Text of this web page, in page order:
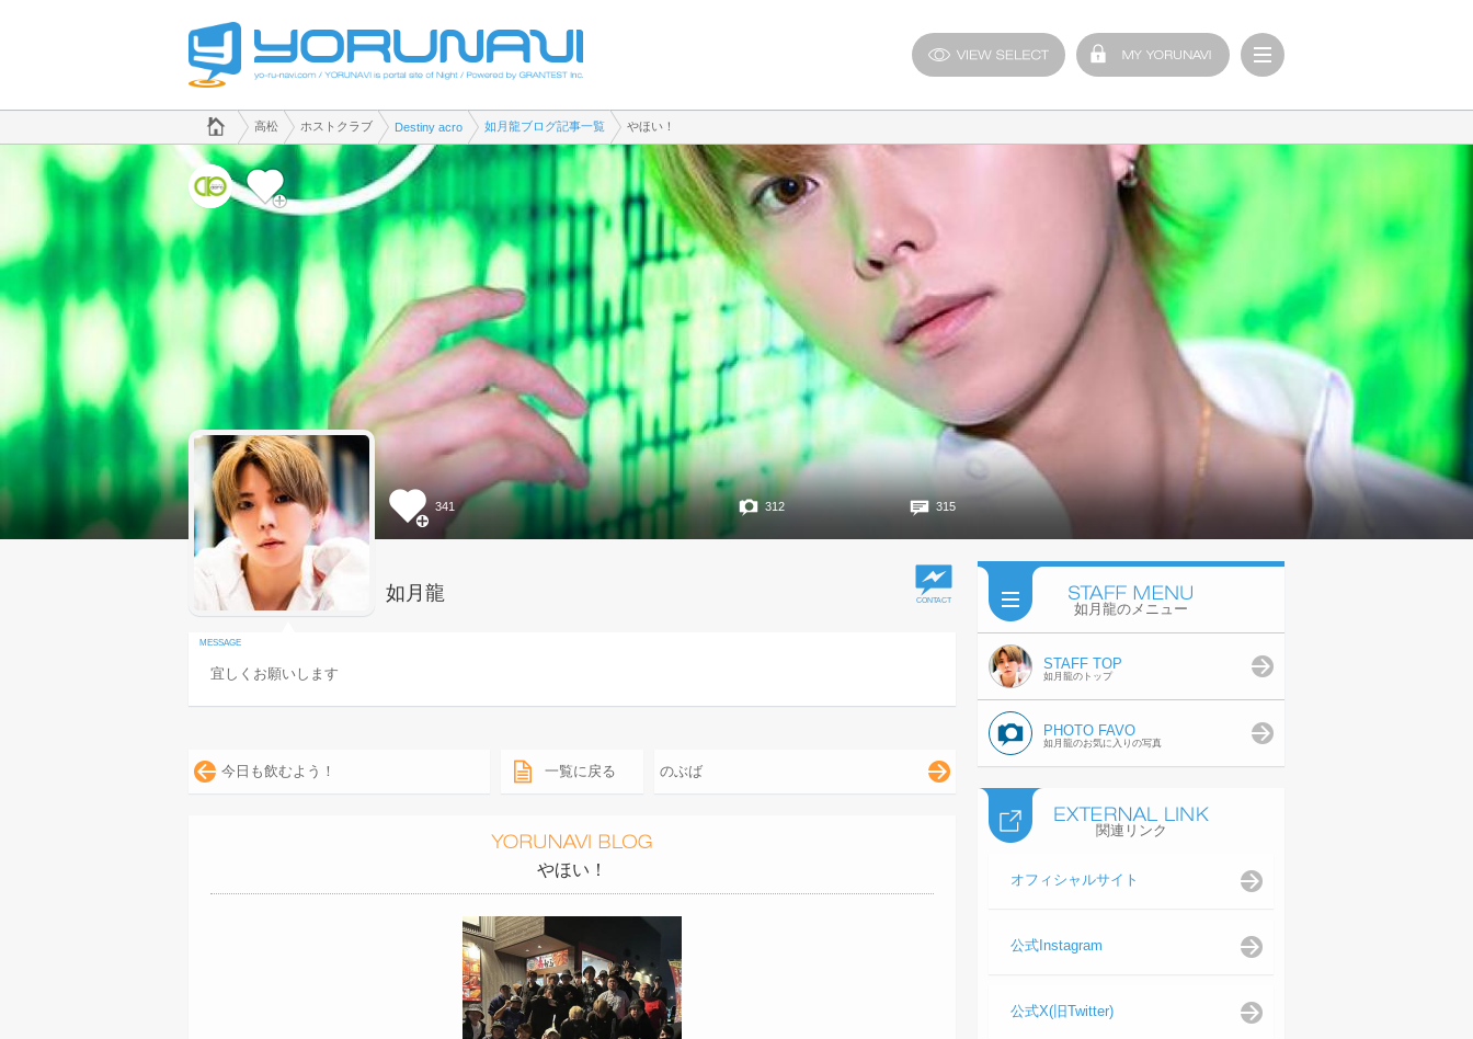
でホストクラブのことなら、ホストクラブ Destiny acro([kana])
香川県版
高松 ホストクラブ Destiny acro 如月龍ブログ記事一覧 やほい！
341 312 315
如月龍
宜しくお願いします
今日も飲むよう！ 一覧に戻る のぶば
やほい！
如月龍のメニュー
STAFF TOP
如月龍のトップ
PHOTO FAVO
如月龍のお気に入りの写真
関連リンク
オフィシャルサイト
公式Instagram
公式X(旧Twitter)